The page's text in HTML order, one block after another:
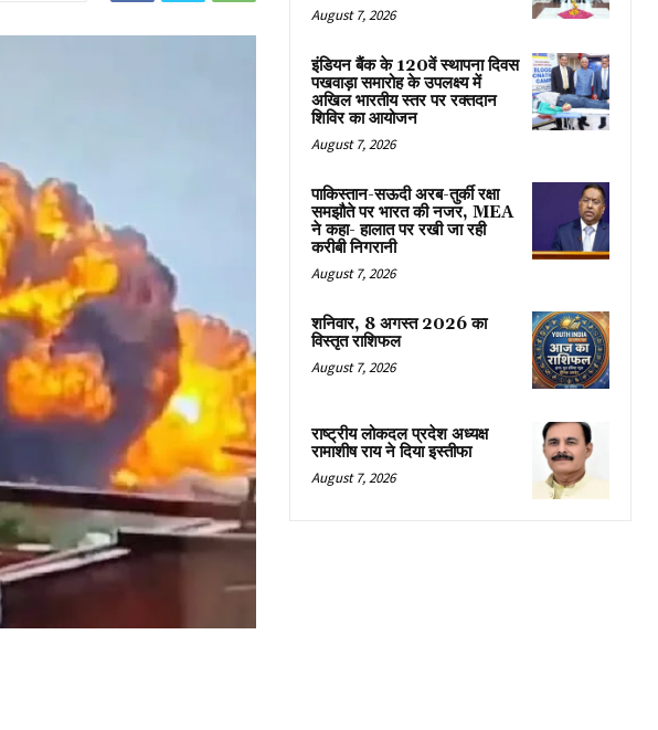
August 7, 2026
इंडियन बैंक के 120वें स्थापना दिवस
पखवाड़ा समारोह के उपलक्ष्य में
अखिल भारतीय स्तर पर रक्तदान
शिविर का आयोजन
August 7, 2026
पाकिस्तान-सऊदी अरब-तुर्की रक्षा
समझौते पर भारत की नजर, MEA
ने कहा- हालात पर रखी जा रही
करीबी निगरानी
August 7, 2026
शनिवार, 8 अगस्त 2026 का
विस्तृत राशिफल
August 7, 2026
राष्ट्रीय लोकदल प्रदेश अध्यक्ष
रामाशीष राय ने दिया इस्तीफा
August 7, 2026